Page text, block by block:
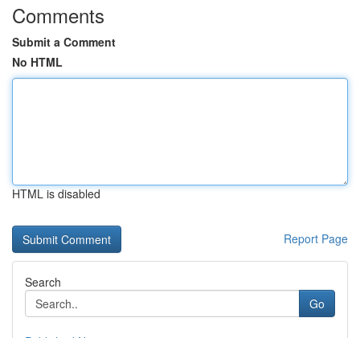
Comments
Submit a Comment
No HTML
HTML is disabled
Report Page
Search
Go